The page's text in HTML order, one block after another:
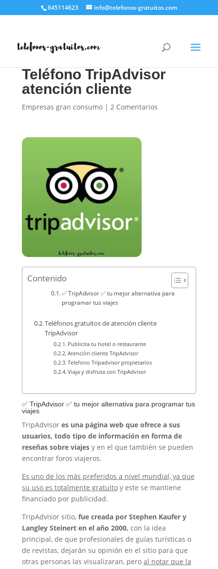
645114623 info@telefonos-gratuitos.com
Teléfono TripAdvisor
atención cliente
Empresas gran consumo| 2 Comentarios
Contenido
✅ TripAdvisor ✅ tu mejor alternativa para
programar tus viajes
Teléfonos gratuitos de atención cliente
TripAdvisor
Publicita tu hotel o restaurante
Atención cliente TripAdvisor
Telefono Tripadvisor propietarios
Viaja y disfruta con TripAdvisor
✅ TripAdvisor ✅ tu mejor alternativa para programar tus
viajes
TripAdvisor es una página web que ofrece a sus
usuarios, todo tipo de información en forma de
reseñas sobre viajesy en el que también se pueden
encontrar foros viajeros.
Es uno de los más preferidos a nivel mundial, ya que
su uso es totalmente gratuitoy este se mantiene
financiado por publicidad.
TripAdvisor sitio, fue creada por Stephen Kaufer y
Langley Steinert en el año 2000, con la idea
principal, de que profesionales de guías turísticas o
de revistas, dejarán su opinión en el sitio para que
otras personas las visualizaran, pero al notar que la